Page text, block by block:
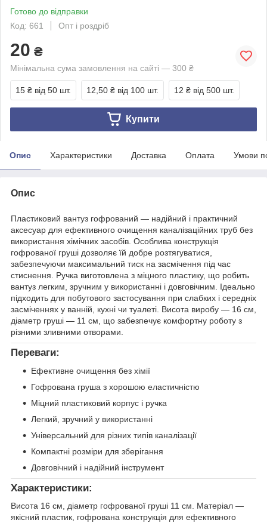
Готово до відправки
Код: 661
Опт і роздріб
20 ₴
Мінімальна сума замовлення на сайті — 300 ₴
15 ₴ від 50 шт. 12,50 ₴ від 100 шт. 12 ₴ від 500 шт.
Купити
Опис Характеристики Доставка Оплата Умови
Опис
Пластиковий вантуз гофрований — надійний і практичний
аксесуар для ефективного очищення каналізаційних труб без
використання хімічних засобів. Особлива конструкція
гофрованої груші дозволяє їй добре розтягуватися,
забезпечуючи максимальний тиск на засмічення під час
стиснення. Ручка виготовлена з міцного пластику, що робить
вантуз легким, зручним у використанні і довговічним. Ідеально
підходить для побутового застосування при слабких і середніх
засміченнях у ванній, кухні чи туалеті. Висота виробу — 16 см,
діаметр груші — 11 см, що забезпечує комфортну роботу з
різними зливними отворами.
Переваги:
Ефективне очищення без хімії
Гофрована груша з хорошою еластичністю
Міцний пластиковий корпус і ручка
Легкий, зручний у використанні
Універсальний для різних типів каналізації
Компактні розміри для зберігання
Довговічний і надійний інструмент
Характеристики:
Висота 16 см, діаметр гофрованої груші 11 см. Матеріал —
якісний пластик, гофрована конструкція для ефективного